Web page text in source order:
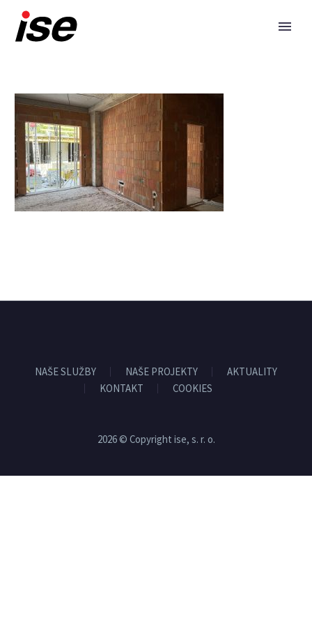
NAŠE SLUŽBY NAŠE PROJEKTY
AKTUALITY
KONTAKT
COOKIES
2026 © Copyright ise, s. r. o.